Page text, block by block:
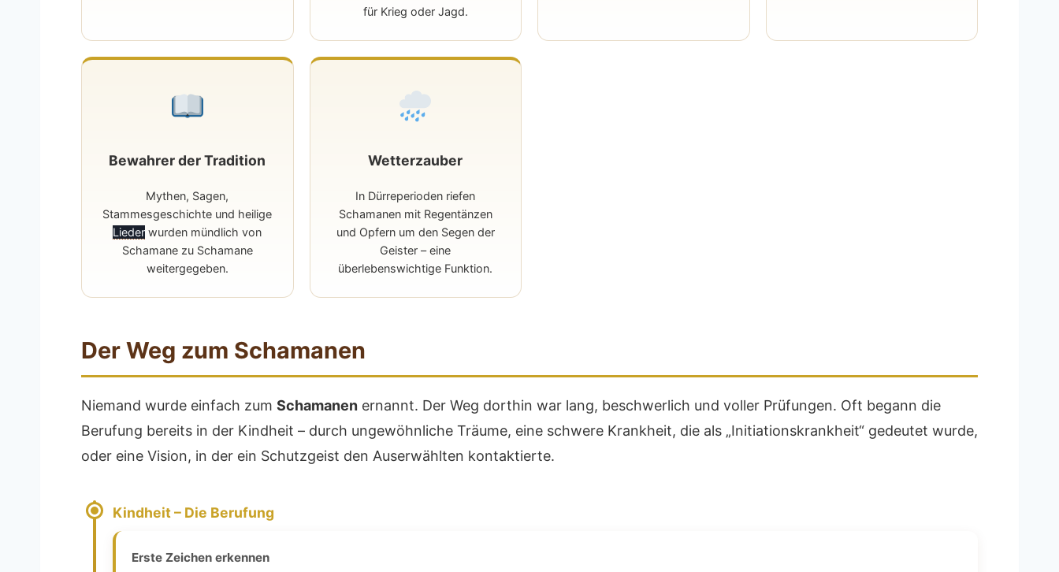
für Krieg oder Jagd.
Bewahrer der Tradition
Mythen, Sagen,
Stammesgeschichte und heilige
Lieder wurden mündlich von
Schamane zu Schamane
weitergegeben.
Wetterzauber
In Dürreperioden riefen
Schamanen mit Regentänzen
und Opfern um den Segen der
Geister – eine
überlebenswichtige Funktion.
Der Weg zum Schamanen
Niemand wurde einfach zum Schamanen ernannt. Der Weg dorthin war lang, beschwerlich und voller Prüfungen. Oft begann die
Berufung bereits in der Kindheit – durch ungewöhnliche Träume, eine schwere Krankheit, die als „Initiationskrankheit“ gedeutet wurde,
oder eine Vision, in der ein Schutzgeist den Auserwählten kontaktierte.
Kindheit – Die Berufung
Erste Zeichen erkennen